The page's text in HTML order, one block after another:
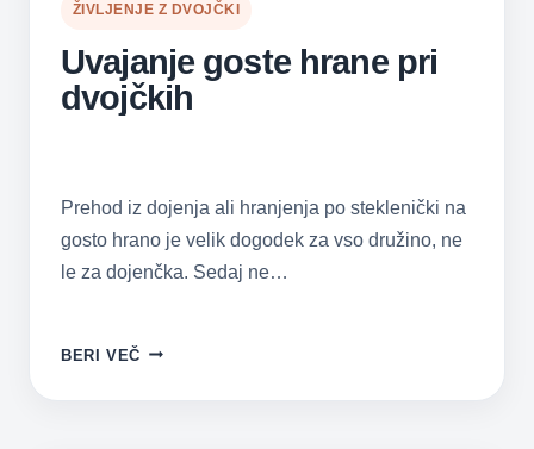
ŽIVLJENJE Z DVOJČKI
Uvajanje goste hrane pri
dvojčkih
Prehod iz dojenja ali hranjenja po steklenički na
gosto hrano je velik dogodek za vso družino, ne
le za dojenčka. Sedaj ne…
BERI VEČ UVAJANJE
HRANE